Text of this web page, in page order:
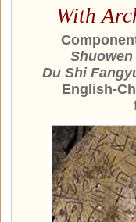
With
Du Shi
English-